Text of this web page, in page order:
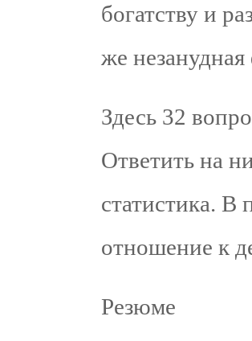
богатству и
же
Здесь 32
Ответить на
статистика. В
отношение к
Резюме